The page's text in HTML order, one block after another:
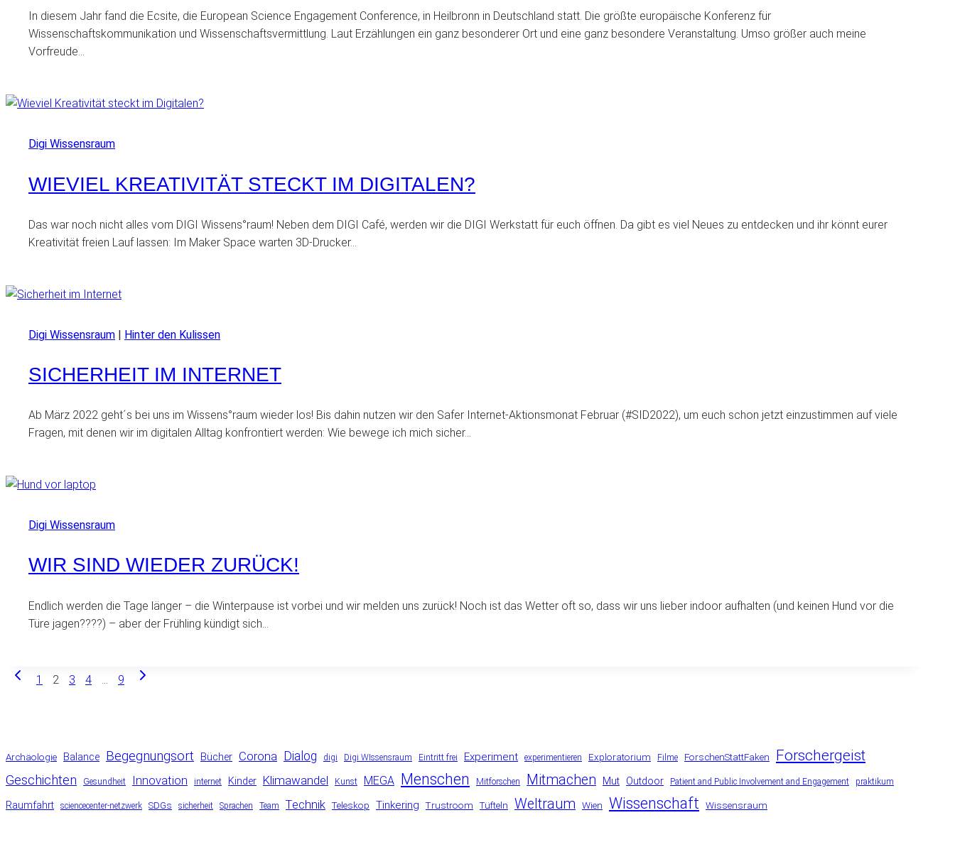
In diesem Jahr fand die Ecsite, die European Science Engagement Conference, in Heilbronn in Deutschland statt. Die größte europäische Konferenz für
Wissenschaftskommunikation und Wissenschaftsvermittlung. Laut Erzählungen ein ganz besonderer Ort und eine ganz besondere Veranstaltung. Umso größer auch meine
Vorfreude…
Digi Wissensraum
WIEVIEL KREATIVITÄT STECKT IM DIGITALEN?
Das war noch nicht alles vom DIGI Wissens°raum! Neben dem DIGI Café, werden wir die DIGI Werkstatt für euch öffnen. Da gibt es viel Neues zu entdecken und ihr könnt eurer
Kreativität freien Lauf lassen: Im Maker Space warten 3D-Drucker…
Digi Wissensraum | Hinter den Kulissen
SICHERHEIT IM INTERNET
Ab März 2022 geht´s bei uns im Wissens°raum wieder los! Bis dahin nutzen wir den Safer Internet-Aktionsmonat Februar (#SID2022), um euch schon jetzt einzustimmen auf viele
Fragen, mit denen wir im digitalen Alltag konfrontiert werden: Wie bewege ich mich sicher…
Digi Wissensraum
WIR SIND WIEDER ZURÜCK!
Endlich werden die Tage länger – die Winterpause ist vorbei und wir melden uns zurück! Noch ist das Wetter oft so, dass wir uns lieber indoor aufhalten (und keinen Hund vor die
Türe jagen????) – aber der Frühling kündigt sich…
SEITENNAVIGATION
Vorherige
1 2 3 4 9
Nächste
Archäologie Balance Begegnungsort Bücher Corona Dialog digi Digi WIssensraum Eintritt frei Experiment experimentieren Exploratorium Filme ForschenStattFaken Forschergeist
Geschichten Gesundheit Innovation internet Kinder Klimawandel Kunst MEGA Menschen Mitforschen Mitmachen Mut Outdoor Patient and Public Involvement and Engagement praktikum
Raumfahrt sciencecenter-netzwerk SDGs sicherheit Sprachen Team Technik Teleskop Tinkering Trustroom Tüfteln Weltraum Wien Wissenschaft Wissensraum